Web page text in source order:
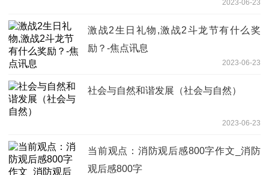
2023-06-23
激战2生日礼物,激战2斗龙节有什么奖
励？-焦点讯息
2023-06-23
社会与自然和谐发展（社会与自然）
2023-06-23
当前观点：消防观后感800字作文_消防
观后感800字